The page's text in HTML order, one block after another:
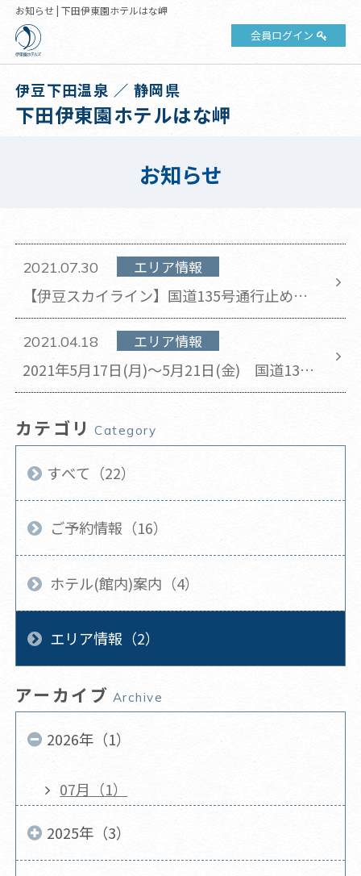
お知らせ | 下田伊東園ホテルはな岬
会員ログイン
伊豆下田温泉 ／ 静岡県
下田伊東園ホテルはな岬
お知らせ
2021.07.30 エリア情報
【伊豆スカイライン】国道135号通行止めに
伴う一般車 無料通行について(2021年7月30
日 更新)
2021.04.18 エリア情報
2021年5月17日(月)～5月21日(金) 国道135
号線 河津～下田間昼夜通行止め・迂回のお
カテゴリ Category
すべて（22）
ご予約情報（16）
ホテル(館内)案内（4）
エリア情報（2）
アーカイブ Archive
2026年（1）
07月（1）
2025年（3）